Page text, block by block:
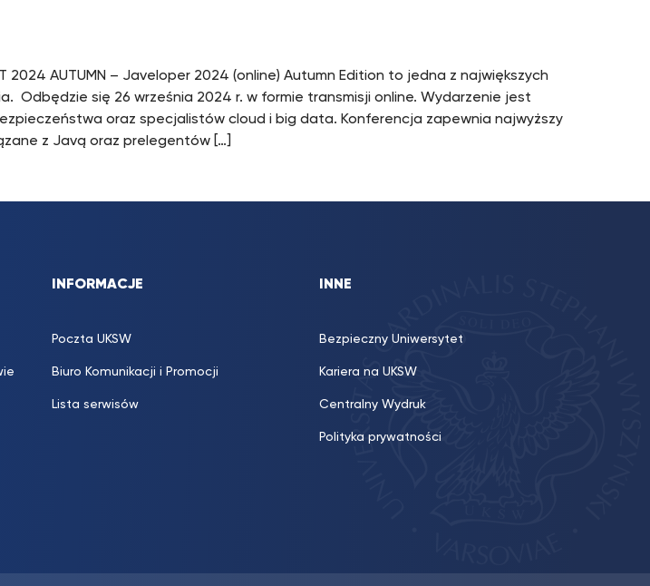
2024 AUTUMN – Javeloper 2024 (online) Autumn Edition to jedna z największych
się 26 września 2024 r. w formie transmisji online. Wydarzenie jest
oraz specjalistów cloud i big data. Konferencja zapewnia najwyższy
z Javą oraz prelegentów […]
INFORMACJE
Poczta UKSW
Biuro Komunikacji i Promocji
Lista serwisów
INNE
Bezpieczny Uniwersytet
Kariera na UKSW
Centralny Wydruk
Polityka prywatności